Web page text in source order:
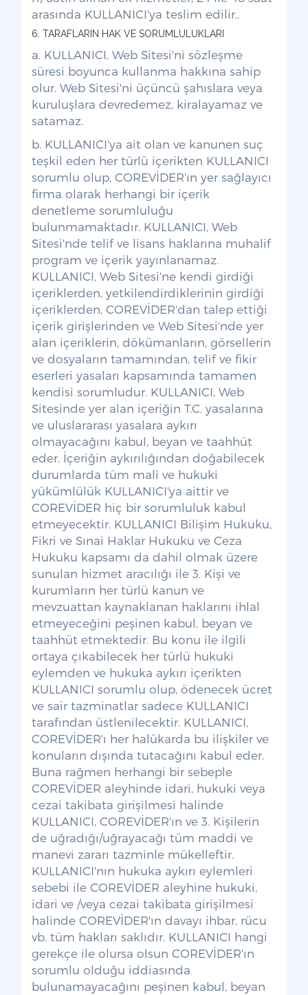
arasında KULLANICI'ya teslim edilir..
6. TARAFLARIN HAK VE SORUMLULUKLARI
a. KULLANICI, Web Sitesi'ni sözleşme
süresi boyunca kullanma hakkına sahip
olur. Web Sitesi'ni üçüncü şahıslara veya
kuruluşlara devredemez, kiralayamaz ve
satamaz.
b. KULLANICI'ya ait olan ve kanunen suç
teşkil eden her türlü içerikten KULLANICI
sorumlu olup, COREVİDER'ın yer sağlayıcı
firma olarak herhangi bir içerik
denetleme sorumluluğu
bulunmamaktadır. KULLANICI, Web
Sitesi'nde telif ve lisans haklarına muhalif
program ve içerik yayınlanamaz.
KULLANICI, Web Sitesi'ne kendi girdiği
içeriklerden, yetkilendirdiklerinin girdiği
içeriklerden, COREVİDER'dan talep ettiği
içerik girişlerinden ve Web Sitesi'nde yer
alan içeriklerin, dökümanların, görsellerin
ve dosyaların tamamından, telif ve fikir
eserleri yasaları kapsamında tamamen
kendisi sorumludur. KULLANICI, Web
Sitesinde yer alan içeriğin T.C. yasalarına
ve uluslararası yasalara aykırı
olmayacağını kabul, beyan ve taahhüt
eder. İçeriğin aykırılığından doğabilecek
durumlarda tüm mali ve hukuki
yükümlülük KULLANICI'ya aittir ve
COREVİDER hiç bir sorumluluk kabul
etmeyecektir. KULLANICI Bilişim Hukuku,
Fikri ve Sınai Haklar Hukuku ve Ceza
Hukuku kapsamı da dahil olmak üzere
sunulan hizmet aracılığı ile 3. Kişi ve
kurumların her türlü kanun ve
mevzuattan kaynaklanan haklarını ihlal
etmeyeceğini peşinen kabul, beyan ve
taahhüt etmektedir. Bu konu ile ilgili
ortaya çıkabilecek her türlü hukuki
eylemden ve hukuka aykırı içerikten
KULLANICI sorumlu olup, ödenecek ücret
ve sair tazminatlar sadece KULLANICI
tarafından üstlenilecektir. KULLANICI,
COREVİDER'ı her halükarda bu ilişkiler ve
konuların dışında tutacağını kabul eder.
Buna rağmen herhangi bir sebeple
COREVİDER aleyhinde idari, hukuki veya
cezai takibata girişilmesi halinde
KULLANICI, COREVİDER'ın ve 3. Kişilerin
de uğradığı/uğrayacağı tüm maddi ve
manevi zararı tazminle mükelleftir.
KULLANICI'nın hukuka aykırı eylemleri
sebebi ile COREVİDER aleyhine hukuki,
idari ve /veya cezai takibata girişilmesi
halinde COREVİDER'ın davayı ihbar, rücu
vb. tüm hakları saklıdır. KULLANICI hangi
gerekçe ile olursa olsun COREVİDER'ın
sorumlu olduğu iddiasında
bulunamayacağını peşinen kabul, beyan